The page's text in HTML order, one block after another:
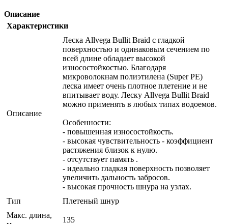
Описание
Характеристики
Описание
Леска Allvega Bullit Braid с гладкой
поверхностью и одинаковым сечением по
всей длине обладает высокой
износостойкостью. Благодаря
микроволокнам полиэтилена (Super PE)
леска имеет очень плотное плетение и не
впитывает воду. Леску Allvega Bullit Braid
можно применять в любых типах водоемов.
Особенности:
- повышенная износостойкость.
- высокая чувствительность - коэффициент
растяжения близок к нулю.
- отсутствует память .
- идеально гладкая поверхность позволяет
увеличить дальность забросов.
- высокая прочность шнура на узлах.
Тип
Плетеный шнур
Макс. длина,
135